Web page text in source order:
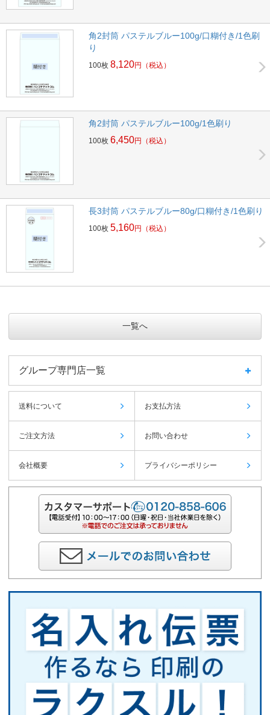
角2封筒 パステルブルー100g/口糊付き/1色刷
り
100枚 8,120円 （税込）
角2封筒 パステルブルー100g/1色刷り
100枚 6,450円 （税込）
長3封筒 パステルブルー80g/口糊付き/1色刷り
100枚 5,160円 （税込）
一覧へ
グループ専門店一覧
送料について お支払方法
ご注文方法 お問い合わせ
会社概要 プライバシーポリシー